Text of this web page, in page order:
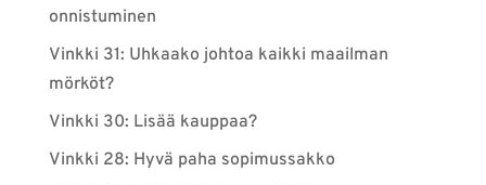
onnistuminen
Vinkki 31: Uhkaako johtoa kaikki maailman
mörköt?
Vinkki 30: Lisää kauppaa?
Vinkki 28: Hyvä paha sopimussakko